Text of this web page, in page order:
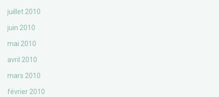
juillet 2010
juin 2010
mai 2010
avril 2010
mars 2010
février 2010